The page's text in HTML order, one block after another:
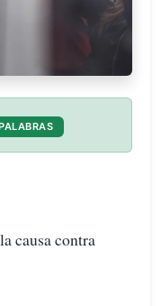
causa contra